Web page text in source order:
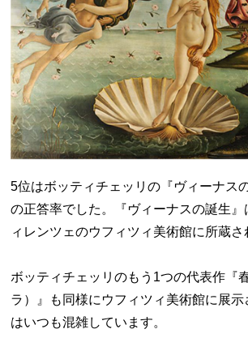
5位はボッティチェッリの『ヴィーナス
の正答率でした。『ヴィーナスの誕生』
ィレンツェのウフィツィ美術館に所蔵さ
ボッティチェッリのもう1つの代表作『
ラ）』も同様にウフィツィ美術館に展示
はいつも混雑しています。